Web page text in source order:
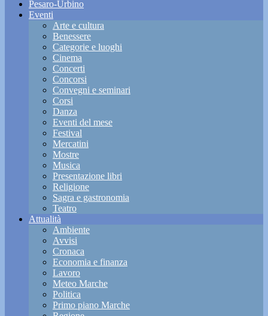
Pesaro-Urbino
Eventi
Arte e cultura
Benessere
Categorie e luoghi
Cinema
Concerti
Concorsi
Convegni e seminari
Corsi
Danza
Eventi del mese
Festival
Mercatini
Mostre
Musica
Presentazione libri
Religione
Sagra e gastronomia
Teatro
Attualità
Ambiente
Avvisi
Cronaca
Economia e finanza
Lavoro
Meteo Marche
Politica
Primo piano Marche